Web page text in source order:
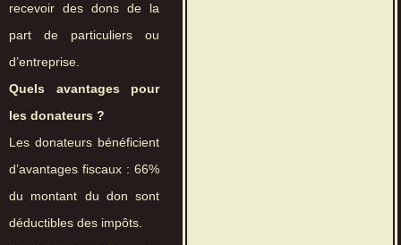
recevoir des dons de la
part de particuliers ou
d’entreprise.
Quels avantages pour
les donateurs ?
Les donateurs bénéficient
d’avantages fiscaux : 66%
du montant du don sont
déductibles des impôts.